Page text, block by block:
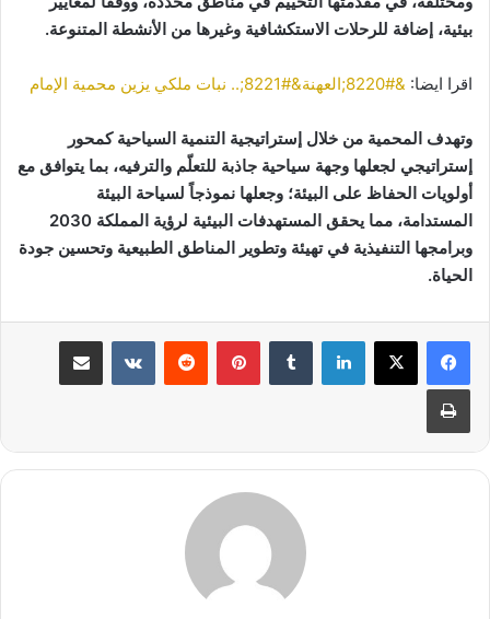
بيئية، إضافة للرحلات الاستكشافية وغيرها من الأنشطة المتنوعة.
اقرا ايضا: &#8220;العهنة&#8221;.. نبات ملكي يزين محمية الإمام
وتهدف المحمية من خلال إستراتيجية التنمية السياحية كمحور
إستراتيجي لجعلها وجهة سياحية جاذبة للتعلّم والترفيه، بما يتوافق مع
أولويات الحفاظ على البيئة؛ وجعلها نموذجاً لسياحة البيئة
المستدامة، مما يحقق المستهدفات البيئية لرؤية المملكة 2030
وبرامجها التنفيذية في تهيئة وتطوير المناطق الطبيعية وتحسين جودة
الحياة.
لينكدإن بينتيريست